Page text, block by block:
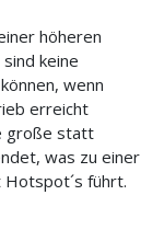
höheren
keine
wenn
erreicht
große statt
was zu einer
Hotspot´s führt.